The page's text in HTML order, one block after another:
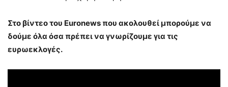
Στο βίντεο του Euronews που ακολουθεί μπορούμε να
δούμε όλα όσα πρέπει να γνωρίζουμε για τις
ευρωεκλογές.